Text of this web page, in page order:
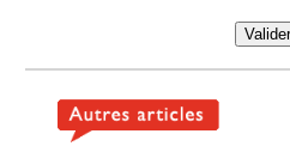
Valider